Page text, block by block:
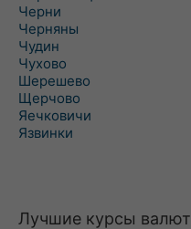
Черни
Черняны
Чудин
Чухово
Шерешево
Щерчово
Яечковичи
Язвинки
Лучшие курсы валют